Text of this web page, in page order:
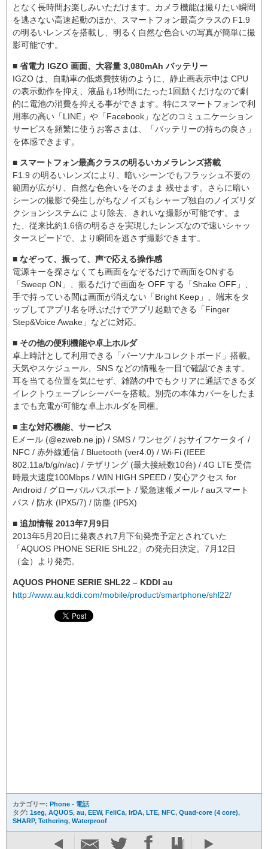
となく長時間お楽しみいただけます。カメラ機能は撮りたい瞬間
を逃さない高速起動のほか、スマートフォン最高クラスの F1.9
の明るいレンズを搭載し、明るく自然な色合いの写真が簡単に撮
影可能です。
■ 省電力 IGZO 画面、大容量 3,080mAh バッテリー
IGZO は、自動車の低燃費技術のように、静止画表示中は CPU
の表示動作を抑え、液晶も1秒間にたった1回動くだけなので劇
的に電池の消費を抑える事ができます。特にスマートフォンで利
用率の高い「LINE」や「Facebook」などのコミュニケーション
サービスを頻繁に使うお客さまは、「バッテリーの持ちの良さ」
を体感できます。
■ スマートフォン最高クラスの明るいカメラレンズ搭載
F1.9 の明るいレンズにより、暗いシーンでもフラッシュ不要の
範囲が広がり、自然な色合いをそのまま 残せます。さらに暗い
シーンの撮影で発生しがちなノイズもシャープ独自のノイズリダ
クションシステムに より除去、きれいな撮影が可能です。ま
た、従来比約1.6倍の明るさを実現したレンズなので速いシャッ
タースピードで、より瞬間を逃さず撮影できます。
■ なぞって、振って、声で応える操作感
電源キーを探さなくても画面をなぞるだけで画面をONする
「Sweep ON」、振るだけで画面を OFF する「Shake OFF」、
手で持っている間は画面が消えない「Bright Keep」、端末をタ
ップしてアプリ名を呼ぶだけでアプリ起動できる「Finger
Step&Voice Awake」などに対応。
■ その他の便利機能や卓上ホルダ
卓上時計として利用できる「パーソナルコレクトボード」搭載。
天気やスケジュール、SNS などの情報を一目で確認できます。
耳を当てる位置を気にせず、雑踏の中でもクリアに通話できるダ
イレクトウェーブレシーバーを搭載。別売の本体カバーをしたま
までも充電が可能な卓上ホルダを同梱。
■ 主な対応機能、サービス
Eメール (@ezweb.ne.jp) / SMS / ワンセグ / おサイフケータイ /
NFC / 赤外線通信 / Bluetooth (ver4.0) / Wi-Fi (IEEE
802.11a/b/g/n/ac) / テザリング (最大接続数10台) / 4G LTE 受信
時最大速度100Mbps / WIN HIGH SPEED / 安心アクセス for
Android / グローバルパスポート / 緊急速報メール / auスマート
パス / 防水 (IPX5/7) / 防塵 (IP5X)
■ 追加情報 2013年7月9日
2013年5月20日に発表され7月下旬発売予定とされていた
「AQUOS PHONE SERIE SHL22」の発売日決定。7月12日
（金）より発売。
AQUOS PHONE SERIE SHL22 – KDDI au
http://www.au.kddi.com/mobile/product/smartphone/shl22/
カテゴリー: Phone - 電話
タグ: 1seg, AQUOS, au, EEW, FeliCa, IrDA, LTE, NFC, Quad-core (4 core),
SHARP, Tethering, Waterproof